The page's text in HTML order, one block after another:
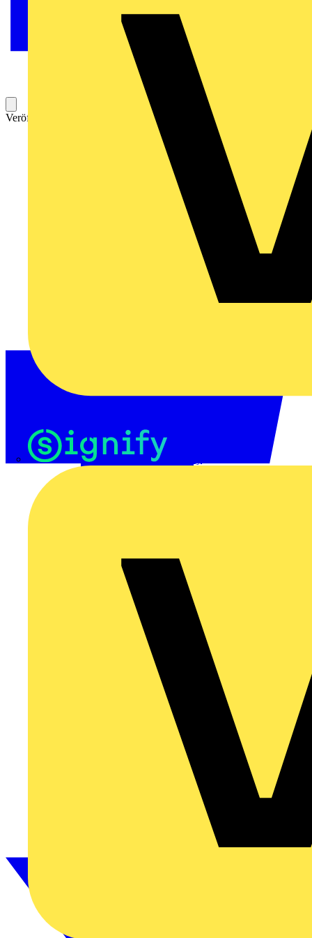
Veröffentlicht: 26. Oktober 2021 Kategorie: Video